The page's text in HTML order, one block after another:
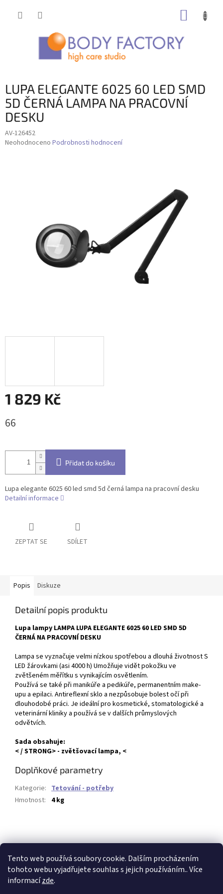
Tento web používá soubory cookie. Dalším procházením
tohoto webu vyjadřujete souhlas s jejich používáním.. Více
informacízde.
LUPA ELEGANTE 6025 60 LED SMD
5D ČERNÁ LAMPA NA PRACOVNÍ
DESKU
AV-126452
Průměrné
Neohodnoceno Podrobnosti hodnocení
1 829 Kč
cena:
66
Přidat do košíku
Lupa elegante 6025 60 led smd 5d černá lampa na pracovní desku
Detailní informace
ZEPTAT SE SDÍLET
Popis Diskuze
Detailní popis produktu
Lupa lampy LAMPA LUPA ELEGANTE 6025 60 LED SMD 5D
ČERNÁ NA PRACOVNÍ DESKU
Lampa se vyznačuje velmi nízkou spotřebou a dlouhá životnost S
LED žárovkami (asi 4000 h) Umožňuje vidět pokožku ve
zvětšeném měřítku s vynikajícím osvětlením.
Používá se také při manikúře a pedikúře, permanentním make-
upu a epilaci. Antireflexní sklo a nezpůsobuje bolest očí při
dlouhodobé práci. Je ideální pro kosmetické, stomatologické a
veterinární kliniky a používá se v dalších průmyslových
odvětvích.
Sada obsahuje:
< / STRONG> - zvětšovací lampa, <
Doplňkové parametry
Kategorie: Tetování - potřeby
Hmotnost: 4 kg